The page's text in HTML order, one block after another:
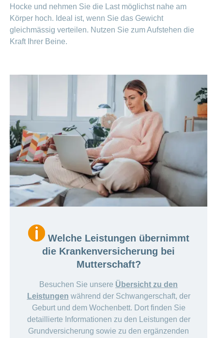
Hocke und nehmen Sie die Last möglichst nahe am
Körper hoch. Ideal ist, wenn Sie das Gewicht
gleichmässig verteilen. Nutzen Sie zum Aufstehen die
Kraft Ihrer Beine.
Welche Leistungen übernimmt
die Krankenversicherung bei
Mutterschaft?
Besuchen Sie unsere Übersicht zu den
Leistungen während der Schwangerschaft, der
Geburt und dem Wochenbett. Dort finden Sie
detaillierte Informationen zu den Leistungen der
Grundversicherung sowie zu den ergänzenden